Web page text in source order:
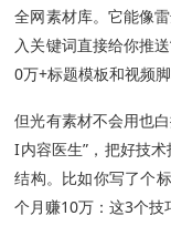
全网素材库。它能像
入关键词直接给你推
0万+标题模板和视频
但光有素材不会用也
I内容医生”，把好技
结构。比如你写了个
个月赚10万：这3个技